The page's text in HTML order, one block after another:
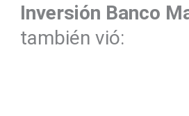
Inversión Banco
también vió: